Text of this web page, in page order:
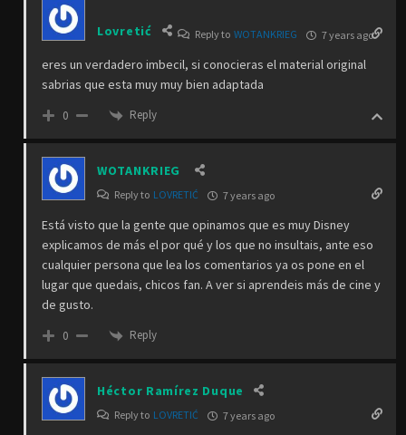
Lovretić Reply to WOTANKRIEG 7 years ago
eres un verdadero imbecil, si conocieras el material original
sabrias que esta muy muy bien adaptada
0 Reply
WOTANKRIEG
Reply to LOVRETIĆ 7 years ago
Está visto que la gente que opinamos que es muy Disney
explicamos de más el por qué y los que no insultais, ante eso
cualquier persona que lea los comentarios ya os pone en el
lugar que quedais, chicos fan. A ver si aprendeis más de cine y
de gusto.
0 Reply
Héctor Ramírez Duque
Reply to LOVRETIĆ 7 years ago